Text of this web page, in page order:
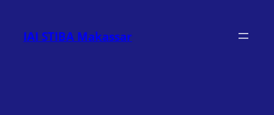
konten
IAI STIBA Makassar